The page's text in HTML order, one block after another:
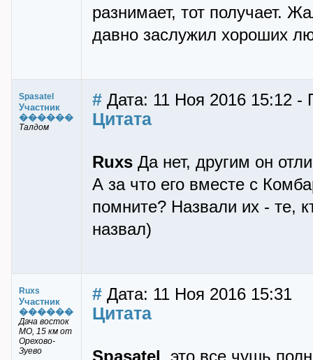
разнимает, тот получает.
давно заслужил хороших
Spasatel
Участник
������
Талдом
# Дата: 11 Ноя 2016 15:12 -
Цитата
Ruxs Да нет, другим он
А за что его вместе с
помните? Назвали их - те,
назвал)
Ruxs
Участник
������
Дача восток
МО, 15 км от
Орехово-
Зуево
# Дата: 11 Ноя 2016 15:31
Цитата